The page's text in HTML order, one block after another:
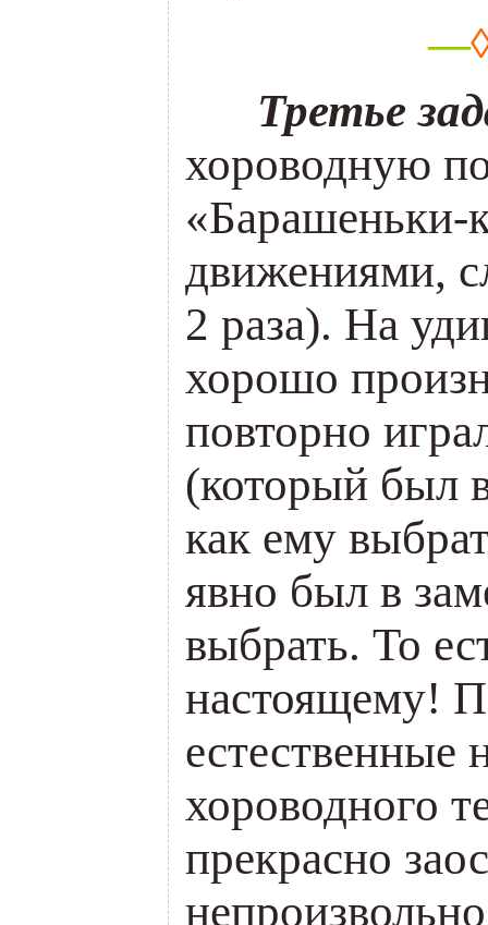
—
Третье
хороводную
«Барашеньки-
движениями,
2 раза). На
хорошо
повторно
(который был
как ему
явно был в
выбрать. То
настоящему!
естественные
хороводного
прекрасно